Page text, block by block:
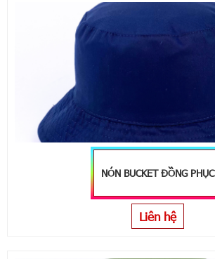
NÓN BUCKET ĐỒNG PHỤC
Liên hệ